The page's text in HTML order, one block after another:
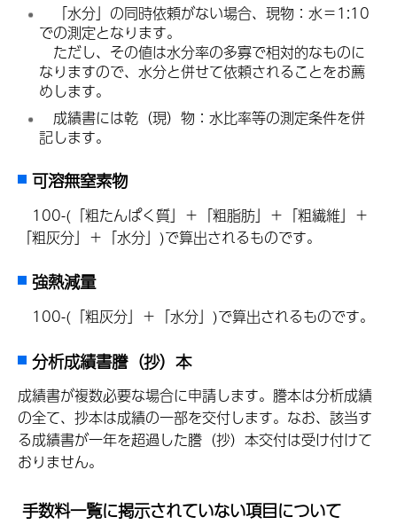
「水分」の同時依頼がない場合、現物：水＝1:10
での測定となります。
ただし、その値は水分率の多寡で相対的なものに
なりますので、水分と併せて依頼されることをお薦
めします。
成績書には乾（現）物：水比率等の測定条件を併
記します。
可溶無窒素物
1 00-(「粗たんぱく質」＋「粗脂肪」＋「粗繊維」＋
「粗灰分」＋「水分」)で算出されるものです。
強熱減量
1 00-(「粗灰分」＋「水分」)で算出されるものです。
分析成績書謄（抄）本
成績書が複数必要な場合に申請します。謄本は分析成績
の全て、抄本は成績の一部を交付します。なお、該当す
る成績書が一年を超過した謄（抄）本交付は受け付けて
おりません。
手数料一覧に掲示されていない項目について